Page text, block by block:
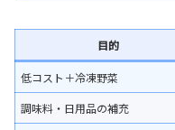
目的
低コスト＋冷凍野菜
調味料・日用品の補充